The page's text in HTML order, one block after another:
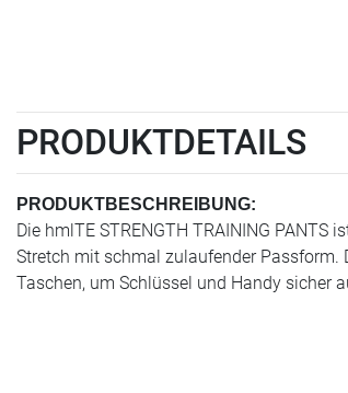
PRODUKTDETAILS
PRODUKTBESCHREIBUNG:
Die hmlTE STRENGTH TRAINING
Stretch mit schmal zulaufender Passform.
Taschen, um Schlüssel und Handy sicher